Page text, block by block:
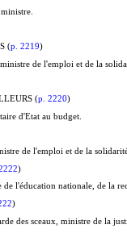
(p. 2219)
de l'emploi et de la
(p. 2220)
d'Etat au budget.
de l'emploi et de la
)
l'éducation nationale, de la
)
des sceaux, ministre de la